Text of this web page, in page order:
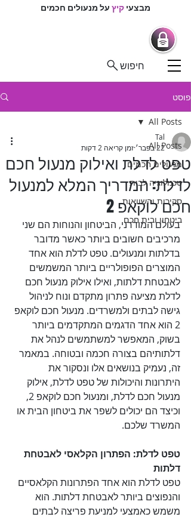
מבצעיקיץעל מנעולים חכמים
חיפוש
פוסט
All Posts
מנעולים חכמים
טכנולוגיה לבית
סקירות והשוואות
ביטחון ובית חכם
All Posts
טפט לדלת ואילוק מנעול חכם
לדלת: המדריך המלא למנעול
חכם לוקאפ 2
Tal
22 בפבר׳
זמן קריאה 2 דקות
בעולם המודרני, הביטחון והנוחות הם שני
מרכיבים חשובים ביותר כאשר מדובר
בדלתות ומנעולים. טפט לדלת הוא אחד
המוצרים הפופולריים ביותר המשמשים
לאבטחת דלתות, ואילו אילוק מנעול חכם
לדלת מציעה פתרון מתקדם ונוח לניהול
גישה לבתים ולמשרדים. מנעול חכם לוקאפ
2 הוא אחד הדגמים המתקדמים ביותר
בשוק, המאפשר למשתמשים לנהל את
דלתותיהם בצורה חכמה ובטוחה. במאמר
זה, נעמיק בנושאים אלו ונסקור את
היתרונות והיכולות של טפט לדלת, אילוק
מנעול חכם לדלת, ומנעול חכם לוקאפ 2,
וכיצד הם יכולים לשפר את ביטחון הבית או
המשרד שלכם.
טפט לדלת: הפתרון הקלאסי לאבטחת
דלתות
טפט לדלת הוא אחד הפתרונות הקלאסיים
והנפוצים ביותר לאבטחת דלתות. הוא
משמש כאמצעי למניעת פריצה לבתים